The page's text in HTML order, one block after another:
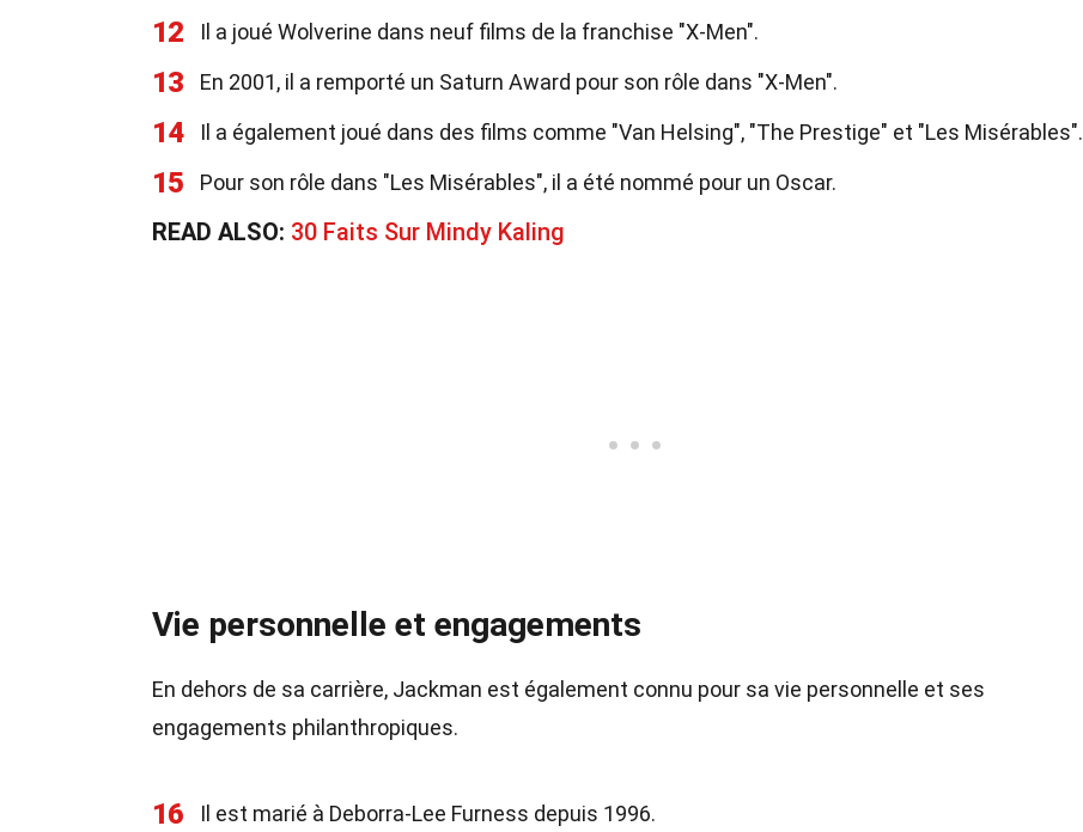
12 Il a joué Wolverine dans neuf films de la franchise "X-Men".
13 En 2001, il a remporté un Saturn Award pour son rôle dans "X-Men".
14 Il a également joué dans des films comme "Van Helsing", "The Prestige" et "Les Misérables".
15 Pour son rôle dans "Les Misérables", il a été nommé pour un Oscar.
READ ALSO: 30 Faits Sur Mindy Kaling
Vie personnelle et engagements
En dehors de sa carrière, Jackman est également connu pour sa vie personnelle et ses
engagements philanthropiques.
16 Il est marié à Deborra-Lee Furness depuis 1996.